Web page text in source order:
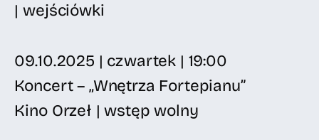
| wejściówki
09.10.2025 | czwartek | 19:00
Koncert – „Wnętrza Fortepianu”
Kino Orzeł | wstęp wolny